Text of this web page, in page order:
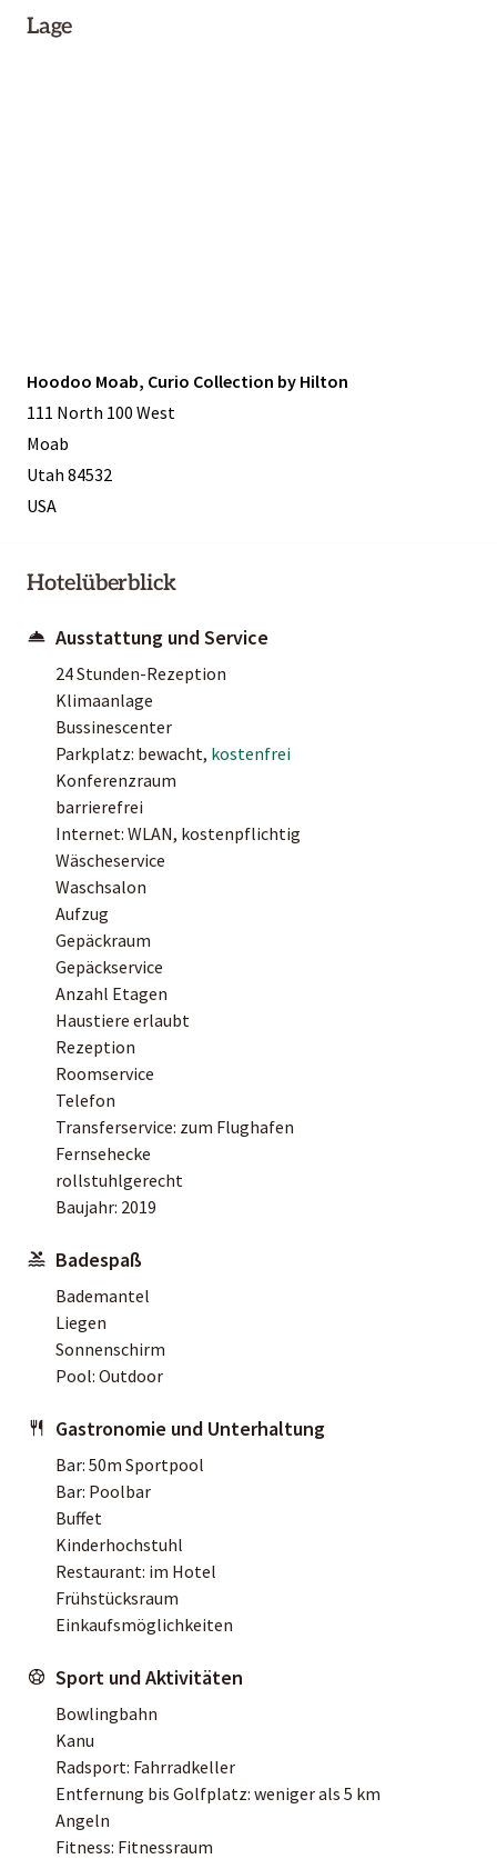
Lage
Hoodoo Moab, Curio Collection by Hilton
111 North 100 West
Moab
Utah 84532
USA
Hotelüberblick
Ausstattung und Service
24 Stunden-Rezeption
Klimaanlage
Bussinescenter
Parkplatz: bewacht, kostenfrei
Konferenzraum
barrierefrei
Internet: WLAN, kostenpflichtig
Wäscheservice
Waschsalon
Aufzug
Gepäckraum
Gepäckservice
Anzahl Etagen
Haustiere erlaubt
Rezeption
Roomservice
Telefon
Transferservice: zum Flughafen
Fernsehecke
rollstuhlgerecht
Baujahr: 2019
Badespaß
Bademantel
Liegen
Sonnenschirm
Pool: Outdoor
Gastronomie und Unterhaltung
Bar: 50m Sportpool
Bar: Poolbar
Buffet
Kinderhochstuhl
Restaurant: im Hotel
Frühstücksraum
Einkaufsmöglichkeiten
Sport und Aktivitäten
Bowlingbahn
Kanu
Radsport: Fahrradkeller
Entfernung bis Golfplatz: weniger als 5 km
Angeln
Fitness: Fitnessraum